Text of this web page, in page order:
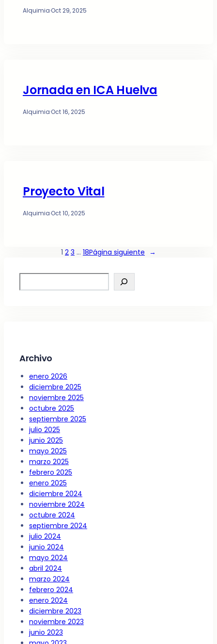
Alquimia·Oct 29, 2025
Jornada en ICA Huelva
Alquimia·Oct 16, 2025
Proyecto Vital
Alquimia·Oct 10, 2025
1 2 3 … 18Página siguiente →
e
Archivo
enero 2026
diciembre 2025
noviembre 2025
octubre 2025
septiembre 2025
julio 2025
junio 2025
mayo 2025
marzo 2025
febrero 2025
enero 2025
diciembre 2024
noviembre 2024
octubre 2024
septiembre 2024
julio 2024
junio 2024
mayo 2024
abril 2024
marzo 2024
febrero 2024
enero 2024
diciembre 2023
noviembre 2023
junio 2023